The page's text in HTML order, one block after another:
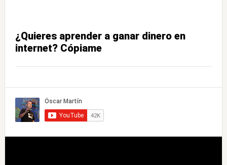
¿Quieres aprender a ganar dinero en
internet? Cópiame